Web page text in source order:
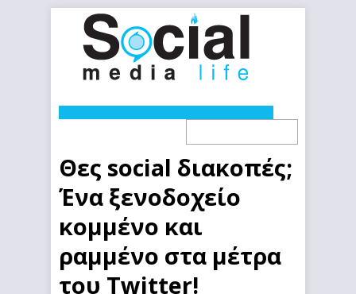
Θες social διακοπές;
Ένα ξενοδοχείο
κομμένο και
ραμμένο στα μέτρα
του Twitter!